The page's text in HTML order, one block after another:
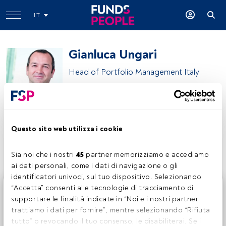
Questo sito web utilizza i cookie
Sia noi che i nostri 45 partner memorizziamo e accediamo
ai dati personali, come i dati di navigazione o gli
identificatori univoci, sul tuo dispositivo. Selezionando
“Accetta” consenti alle tecnologie di tracciamento di
supportare le finalità indicate in “Noi e i nostri partner
trattiamo i dati per fornire”, mentre selezionando “Rifiuta
tutto” o revocando il tuo consenso, le disabiliterai. Se i
IT
Gianluca Ungari
Head of Portfolio Management Italy
Condividi:
Questo è un articolo riservato agli utenti FundsPeople. Se
sei già registrato, accedi tramite il pulsante Login. Se non
hai ancora un account, ti invitiamo a registrarti per scoprire
tutti i contenuti che FundsPeople ha da offrire.